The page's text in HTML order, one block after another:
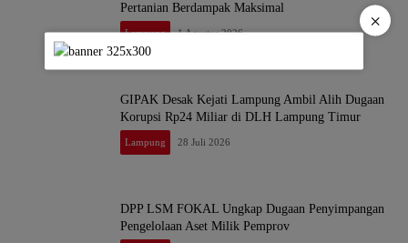
Pertanian Berdampak Maksimal
Lampung 1 Agustus 2026
GIPAK Desak Kejati Lampung Ambil Alih Dugaan
Korupsi Rp24 Miliar di DLH Lampung Timur
Lampung 28 Juli 2026
DPP LSM FOKAL Ungkap Dugaan Penyimpangan
Pengelolaan Aset Milik Pemprov
×